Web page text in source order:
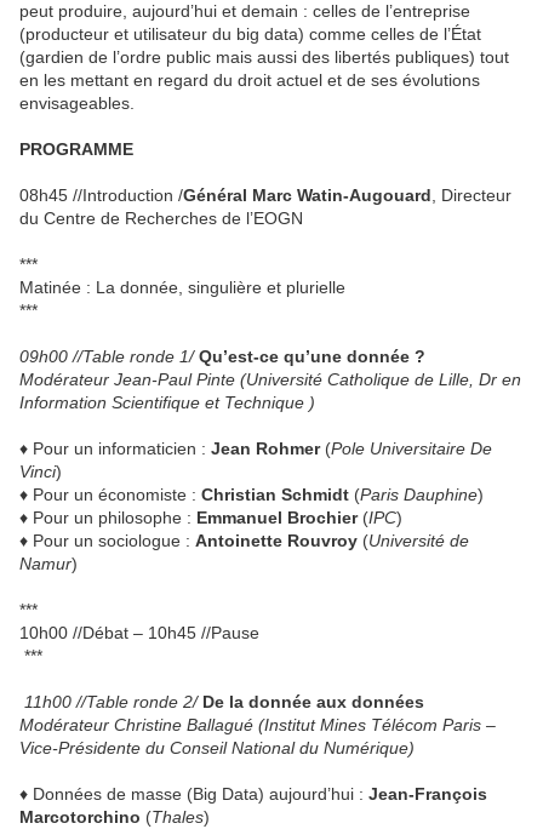
peut produire, aujourd’hui et demain : celles de l’entreprise
(producteur et utilisateur du big data) comme celles de l’État
(gardien de l’ordre public mais aussi des libertés publiques) tout
en les mettant en regard du droit actuel et de ses évolutions
envisageables.
PROGRAMME
08h45 //Introduction /Général Marc Watin-Augouard , Directeur
du Centre de Recherches de l’EOGN
***
Matinée : La donnée, singulière et plurielle
***
09h00 //Table ronde 1/Qu’est-ce qu’une donnée ?
Modérateur Jean-Paul Pinte (Université Catholique de Lille, Dr en
Information Scientifique et Technique )
♦ Pour un informaticien : Jean Rohmer(Pole Universitaire De
Vinci)
♦ Pour un économiste : Christian Schmidt (Paris Dauphine)
♦ Pour un philosophe : Emmanuel Brochier(IPC)
♦ Pour un sociologue : Antoinette Rouvroy (Université de
Namur)
***
10h00 //Débat – 10h45 //Pause
***
11h00 //Table ronde 2/ De la donnée aux données
Modérateur Christine Ballagué (Institut Mines Télécom Paris –
Vice-Présidente du Conseil National du Numérique)
♦ Données de masse (Big Data) aujourd’hui : Jean-François
Marcotorchino (Thales)